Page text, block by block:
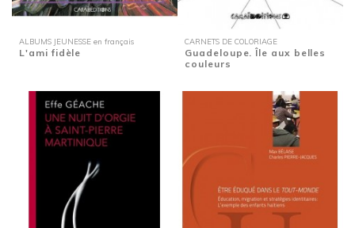
ALBUMS JEUNESSE en français
L'ami fidèle
CARNETS DE COLORIAGE
Guadeloupe. Île aux belles
couleurs